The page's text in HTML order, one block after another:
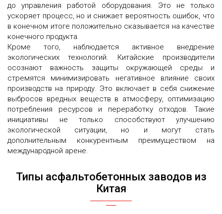
до управления работой оборудования. Это не только
ускоряет процесс, но и снижает вероятность ошибок, что
в конечном итоге положительно сказывается на качестве
конечного продукта.
Кроме того, наблюдается активное внедрение
экологических технологий. Китайские производители
осознают важность защиты окружающей среды и
стремятся минимизировать негативное влияние своих
производств на природу. Это включает в себя снижение
выбросов вредных веществ в атмосферу, оптимизацию
потребления ресурсов и переработку отходов. Такие
инициативы не только способствуют улучшению
экологической ситуации, но и могут стать
дополнительным конкурентным преимуществом на
международной арене.
Типы асфальтобетонных заводов из
Китая